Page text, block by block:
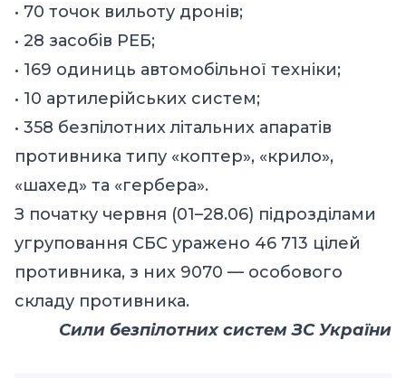
• 70 точок вильоту дронів;
• 28 засобів РЕБ;
• 169 одиниць автомобільної техніки;
• 10 артилерійських систем;
• 358 безпілотних літальних апаратів
противника типу «коптер», «крило»,
«шахед» та «гербера».
З початку червня (01–28.06) підрозділами
угруповання СБС уражено 46 713 цілей
противника, з них 9070 — особового
складу противника.
Сили безпілотних систем ЗС України